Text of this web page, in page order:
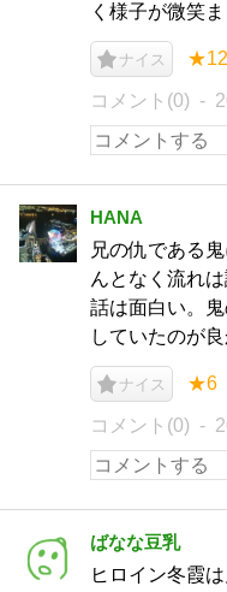
く様子が微笑
ナイス ★12
コメント(0)
HANA
兄の仇である
んとなく流れ
話は面白い。
していたのが良
ナイス ★6
コメント(0)
ばなな豆乳
ヒロイン冬霞